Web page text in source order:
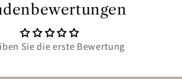
Sie die erste Bewertung